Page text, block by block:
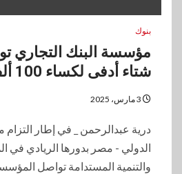
بنوك
مؤسسة البنك التجاري
شتاء أدفى لكساء 100 ألف طفل
درية عبدالرحمن _ في إطار
الدولي - مصر بدورها الريادي في
والتنمية المستدامة تواصل